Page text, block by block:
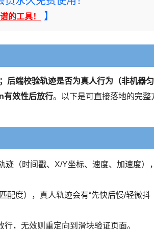
的工具！ 】
后端校验轨迹是否为真人行为（非机器匀
有效性后放行。以下是可直接落地的完整
迹（时间戳、X/Y坐标、速度、加速度）
配度），真人轨迹会有“先快后慢/轻微抖
，无效则重定向到滑块验证页面。